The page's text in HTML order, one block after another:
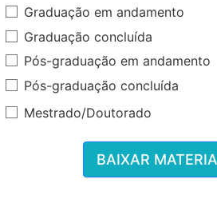
Graduação em andamento
Graduação concluída
Pós-graduação em andamento
Pós-graduação concluída
Mestrado/Doutorado
BAIXAR